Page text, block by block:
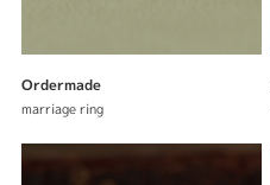
Ordermade
marriage ring